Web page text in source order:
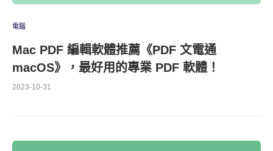
電腦
Mac PDF 編輯軟體推薦《PDF 文電通
macOS》，最好用的專業 PDF 軟體！
2023-10-31